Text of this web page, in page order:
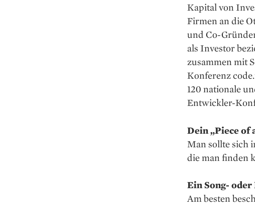
Kapital von
Firmen an die
und Co-
als Investor
zusammen mit
Konferenz
120 nationale
Entwickler-
Dein „Piece of
Man sollte sich
die man finden
Ein Song-
Am besten